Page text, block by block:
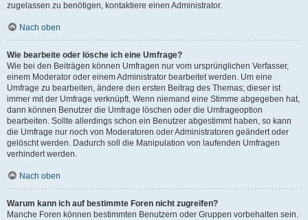
zugelassen zu benötigen, kontaktiere einen Administrator.
Nach oben
Wie bearbeite oder lösche ich eine Umfrage?
Wie bei den Beiträgen können Umfragen nur vom ursprünglichen Verfasser,
einem Moderator oder einem Administrator bearbeitet werden. Um eine
Umfrage zu bearbeiten, ändere den ersten Beitrag des Themas; dieser ist
immer mit der Umfrage verknüpft. Wenn niemand eine Stimme abgegeben hat,
dann können Benutzer die Umfrage löschen oder die Umfrageoption
bearbeiten. Sollte allerdings schon ein Benutzer abgestimmt haben, so kann
die Umfrage nur noch von Moderatoren oder Administratoren geändert oder
gelöscht werden. Dadurch soll die Manipulation von laufenden Umfragen
verhindert werden.
Nach oben
Warum kann ich auf bestimmte Foren nicht zugreifen?
Manche Foren können bestimmten Benutzern oder Gruppen vorbehalten sein.